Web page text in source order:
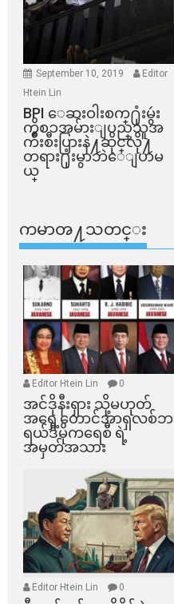
September 10, 2019
Editor
Htein Lin
BPI ​ေဆးဝါးစက္​႐ုံးမွဴး
ကိစၥအမ်ားျပည္​သူအ
က်ိဳးစီးပြားနဲ႔ဆိုင္​လို႔
တရား႐ုံးမွာဘဲေျပာမ
ယ္​
ကမာၻ႔သတင္း
Editor Htein Lin 0
အင်ဒိုနီးရှား သို့မဟုတ်
အရှေ့တောင်အာရှလစ်ဘ
ရယ်ဒီမိုကရေစီ ရဲ့
အမှတ်အသား
Editor Htein Lin 0